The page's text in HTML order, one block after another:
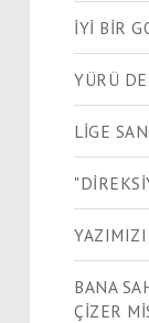
İYİ BİR
YÜRÜ
LİGE
YAZIMIZI
BANA
ÇİZER